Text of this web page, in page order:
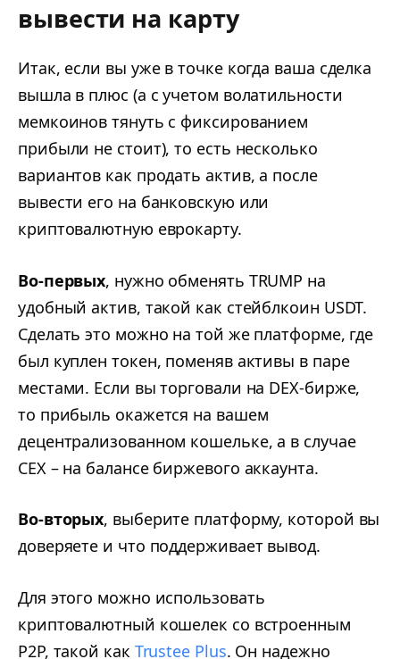
вывести на карту
Итак, если вы уже в точке когда ваша сделка
вышла в плюс (а с учетом волатильности
мемкоинов тянуть с фиксированием
прибыли не стоит), то есть несколько
вариантов как продать актив, а после
вывести его на банковскую или
криптовалютную еврокарту.
Во-первых, нужно обменять TRUMP на
удобный актив, такой как стейблкоин USDT.
Сделать это можно на той же платформе, где
был куплен токен, поменяв активы в паре
местами. Если вы торговали на DEX-бирже,
то прибыль окажется на вашем
децентрализованном кошельке, а в случае
CEX – на балансе биржевого аккаунта.
Во-вторых, выберите платформу, которой вы
доверяете и что поддерживает вывод.
Для этого можно использовать
криптовалютный кошелек со встроенным
P2P, такой как Trustee Plus. Он надежно